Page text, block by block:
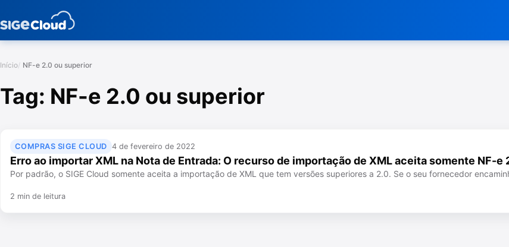
Início NF-e 2.0 ou superior
Tag: NF-e 2.0 ou superior
COMPRAS SIGE CLOUD 4 de fevereiro de 2022
Erro ao importar XML na Nota de Entrada: O recurso de importação de XML aceita somente NF-e
Por padrão, o SIGE Cloud somente aceita a importação de XML que tem versões superiores a 2.0. Se o seu fornecedor
2 min de leitura